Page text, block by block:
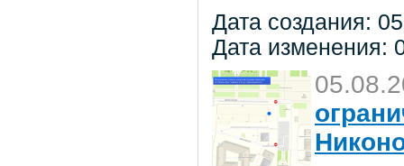
Дата создания:
Дата изменения: